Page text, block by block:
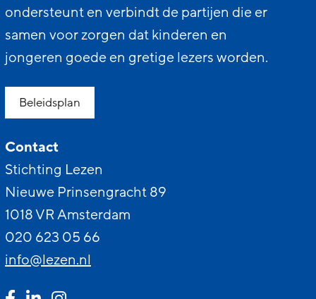
ondersteunt en verbindt de partijen die er
samen voor zorgen dat kinderen en
jongeren goede en gretige lezers worden.
Beleidsplan
Contact
Stichting Lezen
Nieuwe Prinsengracht 89
1018 VR Amsterdam
020 623 05 66
info@lezen.nl